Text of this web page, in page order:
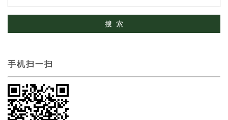
手机扫一扫